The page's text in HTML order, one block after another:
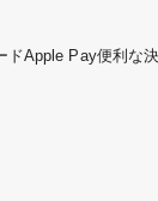
ドApple Pay便利な